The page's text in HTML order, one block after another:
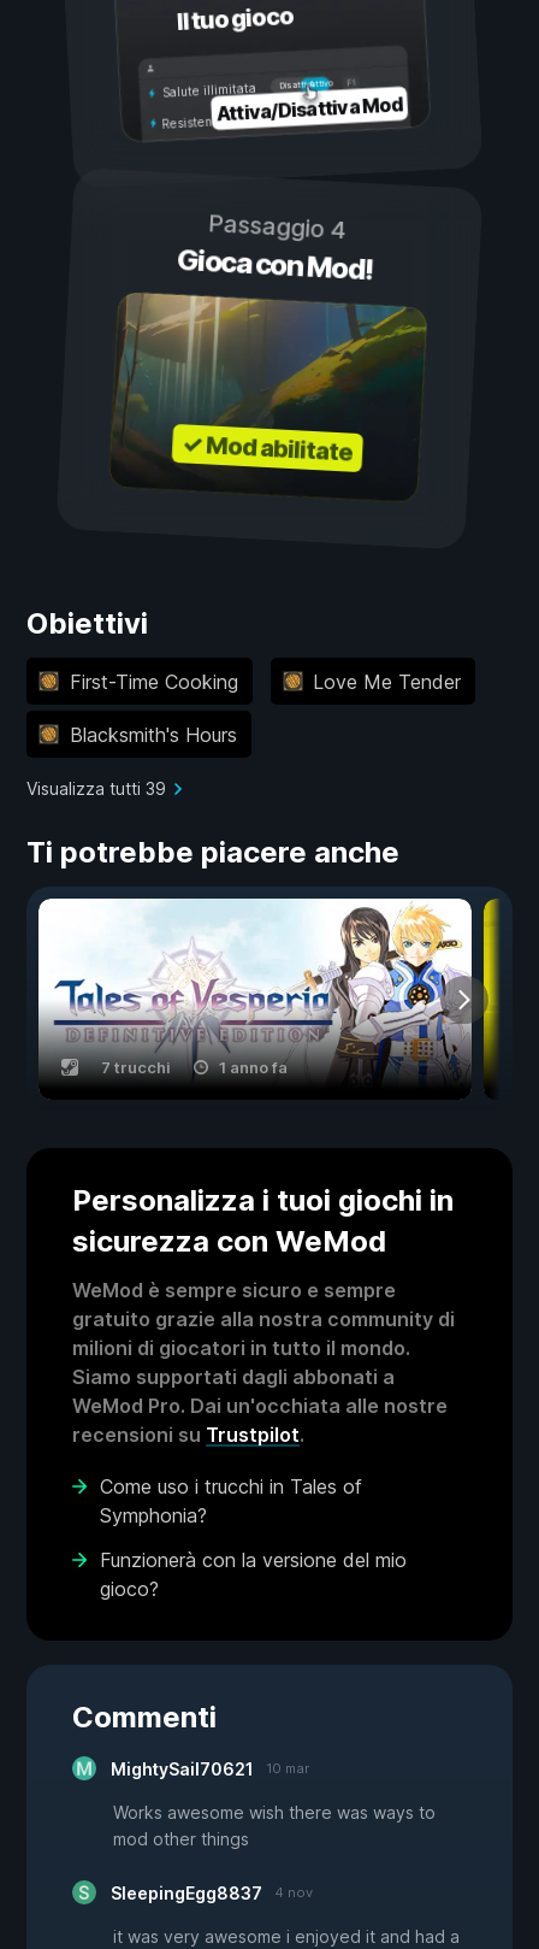
Il tuo gioco
Attivo
Disattivo
Salute illimitata
Resistenza illimitata
Attiva/Disattiva Mod
Passaggio 4
Gioca con Mod!
✓ Mod abilitate
Obiettivi
First-Time Cooking Love Me Tender
Blacksmith's Hours
Visualizza tutti 39
Ti potrebbe piacere anche
7 trucchi 1 anno fa
Personalizza i tuoi giochi in
sicurezza con WeMod
WeMod è sempre sicuro e sempre
gratuito grazie alla nostra community di
milioni di giocatori in tutto il mondo.
Siamo supportati dagli abbonati a
WeMod Pro. Dai un'occhiata alle nostre
recensioni su Trustpilot.
Come uso i trucchi in Tales of
Symphonia?
Funzionerà con la versione del mio
gioco?
Commenti
MightySail70621 10 mar
Works awesome wish there was ways to
mod other things
SleepingEgg8837 4 nov
it was very awesome i enjoyed it and had a